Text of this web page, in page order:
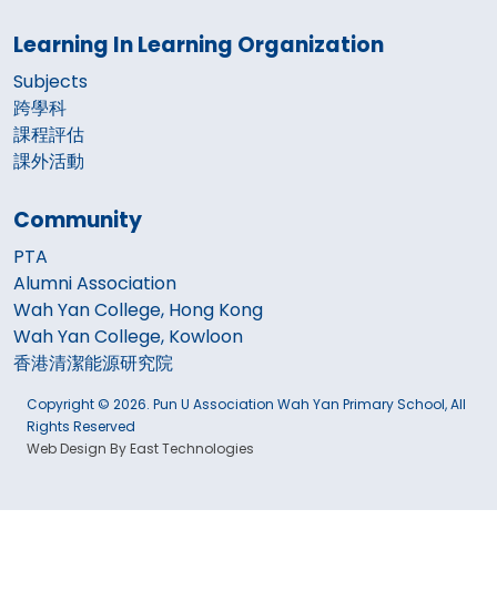
Learning In Learning Organization
Subjects
跨學科
課程評估
課外活動
Community
PTA
Alumni Association
Wah Yan College, Hong Kong
Wah Yan College, Kowloon
香港清潔能源研究院
Copyright © 2026. Pun U Association Wah Yan Primary School, All
Rights Reserved
Web Design By East Technologies